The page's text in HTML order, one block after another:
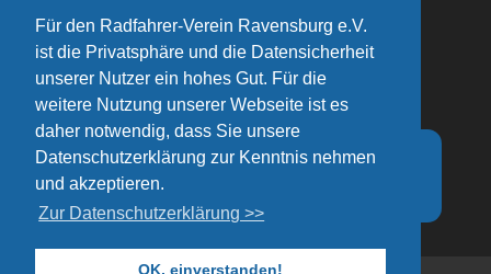
Für den Radfahrer-Verein Ravensburg e.V.
ist die Privatsphäre und die Datensicherheit
unserer Nutzer ein hohes Gut. Für die
weitere Nutzung unserer Webseite ist es
daher notwendig, dass Sie unsere
Datenschutzerklärung zur Kenntnis nehmen
und akzeptieren.
Zur Datenschutzerklärung >>
OK, einverstanden!
Besucher seit 12.12.2018: